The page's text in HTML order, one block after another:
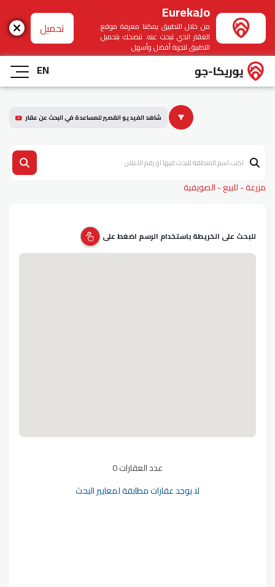
EurekaJo
من خلال التطبيق يمكننا معرفة موقع
العقار الذي تبحث عنه. ننصحك بتحميل
التطبيق لتجربة أفضل وأسهل
تحميل
EN
مزرعة - للبيع - الصويفية
شاهد الفيديو القصير للمساعدة في البحث عن عقار
للبحث على الخريطة باستخدام الرسم اضغط على
عدد العقارات 0
لا يوجد عقارات مطابقة لمعايير البحث